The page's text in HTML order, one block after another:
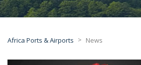
Africa Ports & Airports > News